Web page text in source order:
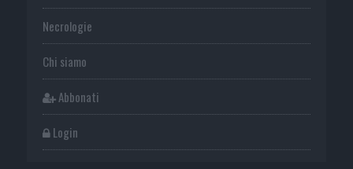
Necrologie
Chi siamo
Abbonati
Login